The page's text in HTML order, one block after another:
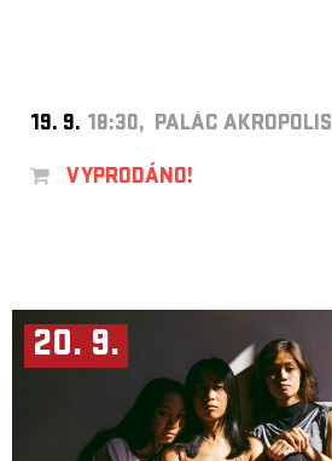
19. 9. 18:30, PALÁC AKROPOLIS
VYPRODÁNO!
20. 9.